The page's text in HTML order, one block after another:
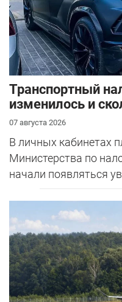
Транспортный
изменилось и
07 августа 2026
В личных кабинетах
Министерства по
начали появляться